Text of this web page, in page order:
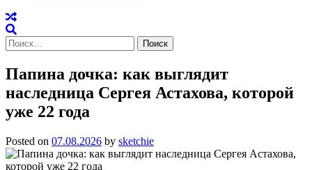
Найти:
Папина дочка: как выглядит
наследница Сергея Астахова, которой
уже 22 года
Posted on 07.08.2026 by sketchie